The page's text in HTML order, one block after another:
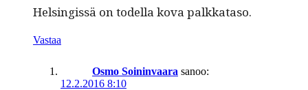
Helsingis­sä on todel­la kova palkkataso.
Vastaa
Osmo Soininvaara sanoo:
12.2.2016 8:10